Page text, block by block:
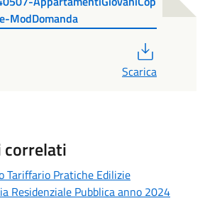
ModDomanda
Scarica
correlati
Tariffario Pratiche Edilizie
Residenziale Pubblica anno 2024